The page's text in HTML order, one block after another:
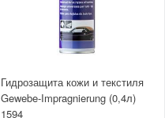
Гидрозащита кожи и текстиля
Gewebe-Impragnierung (0,4л)
1594